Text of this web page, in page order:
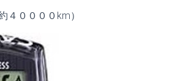
約４００００km）